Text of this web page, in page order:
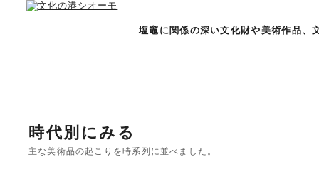
塩竈に関係の深い文化財や美術作品、
時代別にみる
主な美術品の起こりを時系列に並べました。